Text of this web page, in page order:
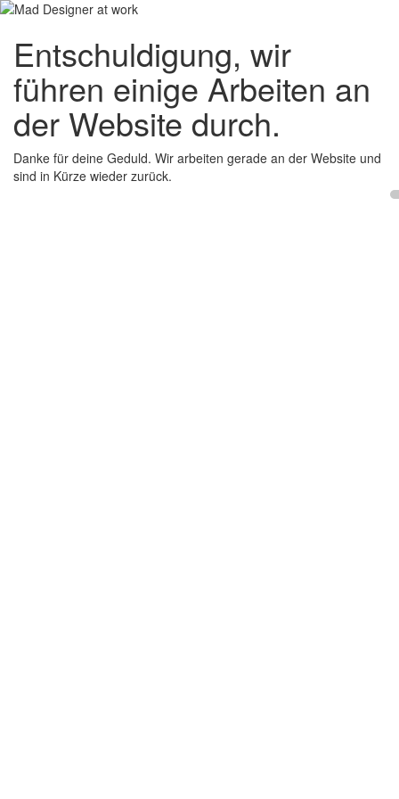
Entschuldigung, wir
führen einige Arbeiten an
der Website durch.
Danke für deine Geduld. Wir arbeiten gerade an der Website und
sind in Kürze wieder zurück.